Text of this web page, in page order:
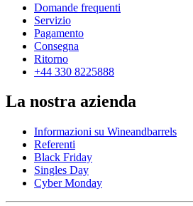
Domande frequenti
Servizio
Pagamento
Consegna
Ritorno
+44 330 8225888
La nostra azienda
Informazioni su Wineandbarrels
Referenti
Black Friday
Singles Day
Cyber Monday